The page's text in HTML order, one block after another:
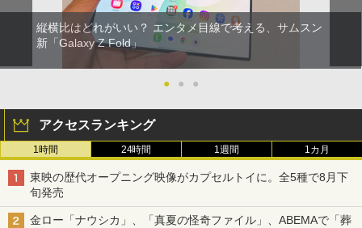
縦横比はどれがいい？ エンタメ目線で考える、サムスン
新「Galaxy Z Fold」
● ● ●
アクセスランキング
1時間 24時間 1週間 1カ月
東映の歴代オープニング映像がカプセルトイに。全5種で8月下
旬発売
金ロー「ナウシカ」、「真夏の怪奇ファイル」、ABEMAで「葬